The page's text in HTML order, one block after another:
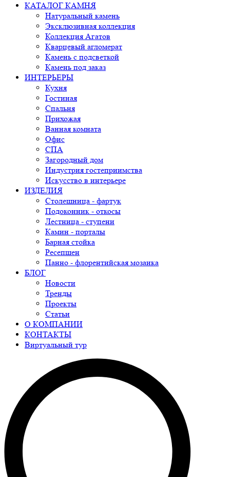
КАТАЛОГ КАМНЯ
Натуральный камень
Эксклюзивная коллекция
Коллекция Агатов
Кварцевый агломерат
Камень с подсветкой
Камень под заказ
ИНТЕРЬЕРЫ
Кухня
Гостиная
Спальня
Прихожая
Ванная комната
Офис
СПА
Загородный дом
Индустрия гостеприимства
Искусство в интерьере
ИЗДЕЛИЯ
Столешница - фартук
Подоконник - откосы
Лестница - ступени
Камин - порталы
Барная стойка
Ресепшен
Панно - флорентийская мозаика
БЛОГ
Новости
Тренды
Проекты
Статьи
О КОМПАНИИ
КОНТАКТЫ
Виртуальный тур